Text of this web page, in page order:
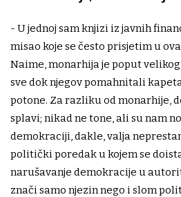
- U jednoj sam knjizi iz javnih
misao koje se često prisjetim u
Naime, monarhija je poput
sve dok njegov pomahnitali
potone. Za razliku od monarhije,
splavi; nikad ne tone, ali su nam
demokraciji, dakle, valja
politički poredak u kojem se
narušavanje demokracije u
znači samo njezin nego i slom